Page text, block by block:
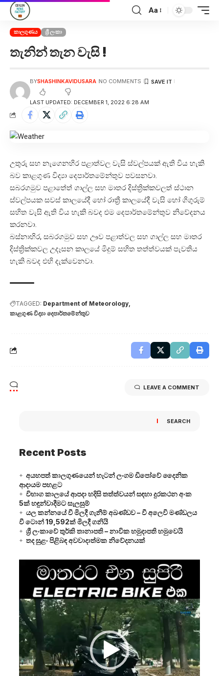
Aa
කාලගුණය ශ්‍රී ලංකා
තැනින් තැන වැසි !
LAST UPDATED: DECEMBER 1, 2022 6:28 AM
BYSHASHINKAVIDUSARA NO COMMENTS
උතුරු සහ නැගෙනහිර පළාත්වල වැසි ස්වල්පයක් ඇති විය හැකි
බව කාළගුණ විද්‍යා දෙපාර්තමේන්තුව පවසනවා.
සබරගමුව පළාතේත් ගාල්ල සහ මාතර දිස්ත්‍රික්කවලත් ස්ථාන
ස්වල්පයක සවස් කාලයේදී හෝ රාත්‍රී කාලයේදී වැසි හෝ ගිගුරුම්
සහිත වැසි ඇති විය හැකි බවද එම දෙපාර්තමේන්තුව නිවේදනය
කරනවා.
බස්නාහිර, සබරගමුව සහ ඌව පළාත්වල සහ ගාල්ල සහ මාතර
දිස්ත්‍රික්කවල උදෑසන කාලයේ මිදුම් සහිත තත්ත්වයක් පැවතිය
හැකි බවද එහි දැක්වෙනවා.
TAGGED: Department of Meteorology
කාළගුණ විද්‍යා දෙපාර්තමේන්තුව
LEAVE A COMMENT
SEARCH
Recent Posts
අයහපත් කාලගුණයෙන් හැටන් ලංගම ඩිපෝවේ දෛනික
ආදායම පහළට
විභාග කාලයේ ආපදා හදිසි තත්ත්වයන් සඳහා දුරකථන අංක
5ක් හඳුන්වාදීමට සැලසුම්
යල කන්නයේ වී මිලදී ගැනීම් අඛණ්ඩව – වී අලෙවි මණ්ඩලය
වී ටොන් 19,592ක් මිලදී ගනියි
ශ්‍රී ලංකාවේ තුර්කි තානාපති – නාවික හමුදාපති හමුවෙයි
තද සුළං පිළිබඳ අවවාදාත්මක නිවේදනයක්
Player